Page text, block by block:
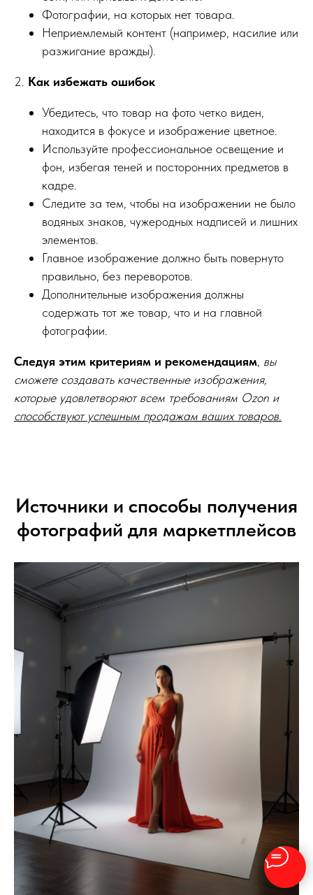
Фотографии, на которых нет товара.
Неприемлемый контент (например, насилие или
разжигание вражды).
2. Как избежать ошибок
Убедитесь, что товар на фото четко виден,
находится в фокусе и изображение цветное.
Используйте профессиональное освещение и
фон, избегая теней и посторонних предметов в
кадре.
Следите за тем, чтобы на изображении не было
водяных знаков, чужеродных надписей и лишних
элементов.
Главное изображение должно быть повернуто
правильно, без переворотов.
Дополнительные изображения должны
содержать тот же товар, что и на главной
фотографии.
Следуя этим критериям и рекомендациям, вы
сможете создавать качественные изображения,
которые удовлетворяют всем требованиям Ozon и
способствуют успешным продажам ваших товаров.
Источники и способы получения
фотографий для маркетплейсов